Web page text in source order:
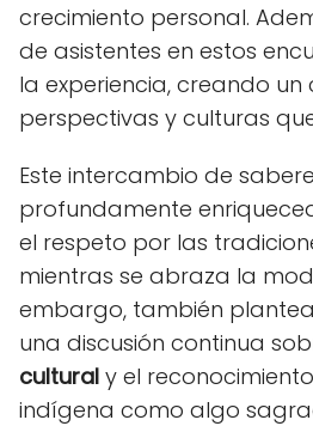
crecimiento personal.
de asistentes en estos
la experiencia, creando un
perspectivas y culturas
Este intercambio de
profundamente
el respeto por las
mientras se abraza la
embargo, también
una discusión continua
cultural y el
indígena como algo